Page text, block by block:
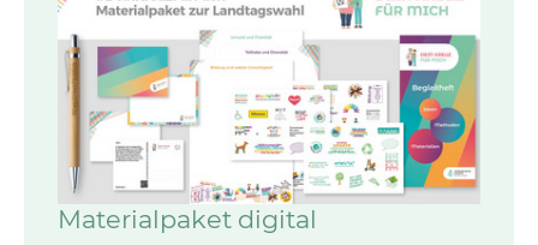
Materialpaket digital